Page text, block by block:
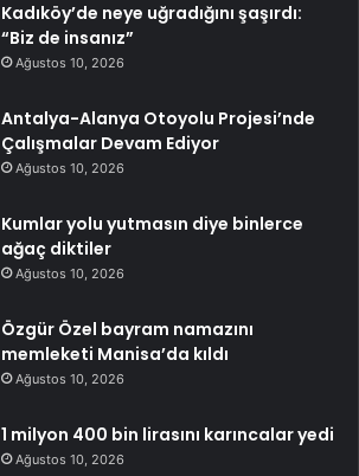
Kadıköy’de neye uğradığını şaşırdı:
“Biz de insanız”
Ağustos 10, 2026
Antalya-Alanya Otoyolu Projesi’nde
Çalışmalar Devam Ediyor
Ağustos 10, 2026
Kumlar yolu yutmasın diye binlerce
ağaç diktiler
Ağustos 10, 2026
Özgür Özel bayram namazını
memleketi Manisa’da kıldı
Ağustos 10, 2026
1 milyon 400 bin lirasını karıncalar yedi
Ağustos 10, 2026